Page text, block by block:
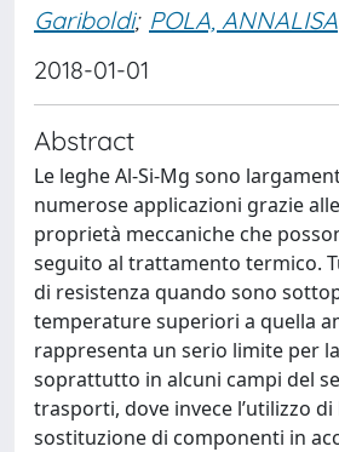
Gariboldi; POLA, ANNALISA
2018-01-01
Abstract
Le leghe Al-Si-Mg sono
numerose applicazioni grazie
proprietà meccaniche che
seguito al trattamento termico.
di resistenza quando sono
temperature superiori a quella
rappresenta un serio limite per
soprattutto in alcuni campi del
trasporti, dove invece l’utilizzo
sostituzione di componenti in